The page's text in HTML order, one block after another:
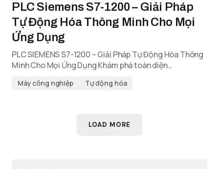
PLC Siemens S7-1200 – Giải Pháp
Tự Động Hóa Thông Minh Cho Mọi
Ứng Dụng
PLC SIEMENS S7-1200 – Giải Pháp Tự Động Hóa Thông
Minh Cho Mọi Ứng Dụng Khám phá toàn diện…
Máy công nghiệp Tự động hóa
LOAD MORE